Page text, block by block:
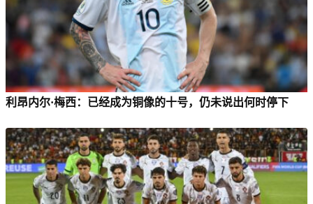
利昂内尔·梅西：已经成为铜像的十号，仍未说出何时停下